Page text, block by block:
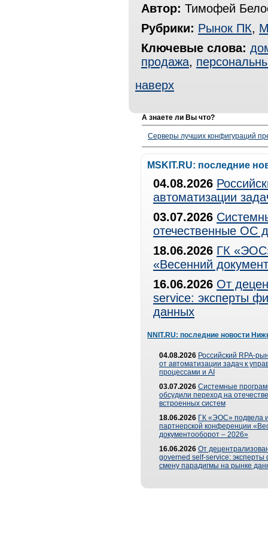
Автор: Тимофей
Рубрики: Рынок ПК,
Ключевые слова:
продажа,
наверх
А знаете ли Вы что?
Серверы лучших конфигураций
MSKIT.RU: последние
04.08.2026
автоматизации
03.07.2026
отечественные ОС
18.06.2026 ГК
«Весенний
16.06.2026 От
service: эксперты
данных
NNIT.RU: последние новости
04.08.2026 Российский RPA-
от автоматизации задач к
процессами и AI
03.07.2026 Системные
обсудили переход на
встроенных систем
18.06.2026 ГК «ЭОС» подвела
партнерской конференции
документооборот – 2026»
16.06.2026 От
governed self-service: эксперты
смену парадигмы на рынке